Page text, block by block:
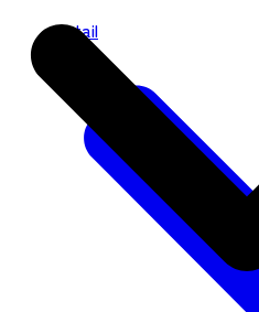
Detail